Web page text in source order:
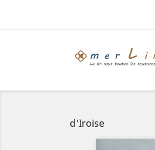
d'Iroise